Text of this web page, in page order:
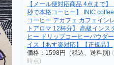
【メール便対応商品 4点まで
秒で本格コーヒー】 INIC
コーヒー デカフェ カフェイン
トアロマ 12杯分】 高級インス
ヒー ドリップコーヒーパウダ
イス【あす楽対応】【正規品】
価格：1598円（税込、送料別)
時点)